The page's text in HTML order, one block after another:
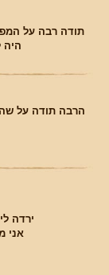
תודה רבה על
היה
הרבה תודה על
ירדה
אני